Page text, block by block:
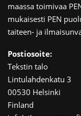
maassa toimivaa
mukaisesti PEN
taiteen- ja
Postiosoite:
Tekstin talo
Lintulahdenkatu 3
00530 Helsinki
Finland